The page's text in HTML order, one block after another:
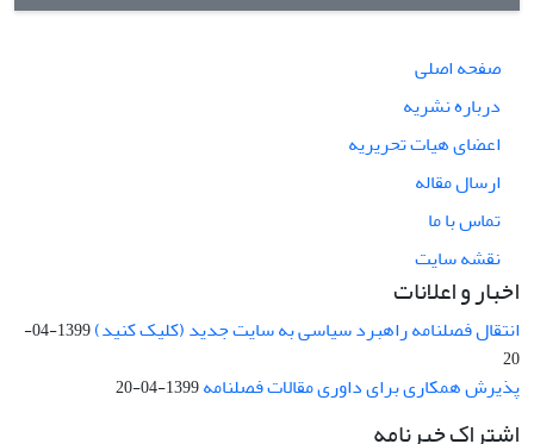
صفحه اصلی
درباره نشریه
اعضای هیات تحریریه
ارسال مقاله
تماس با ما
نقشه سایت
اخبار و اعلانات
انتقال فصلنامه راهبرد سیاسی به سایت جدید (کلیک کنید)
1399-04-
20
پذیرش همکاری برای داوری مقالات فصلنامه1399-04-20
اشتراک خبرنامه